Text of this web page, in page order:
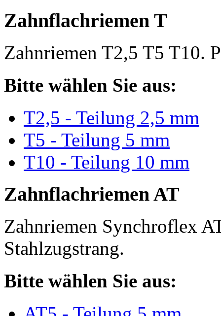
Zahnflachriemen T
Zahnriemen T2,5 T5 T10.
Bitte wählen Sie aus:
T2,5 - Teilung 2,5 mm
T5 - Teilung 5 mm
T10 - Teilung 10 mm
Zahnflachriemen AT
Zahnriemen Synchroflex
Stahlzugstrang.
Bitte wählen Sie aus: